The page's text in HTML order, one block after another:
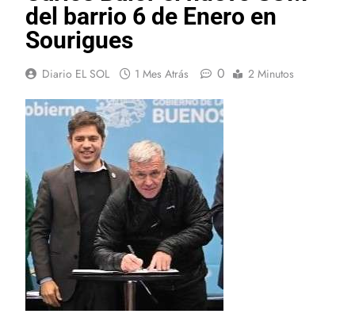
del barrio 6 de Enero en
Sourigues
Diario EL SOL 1 Mes Atrás 0 2 Minutos